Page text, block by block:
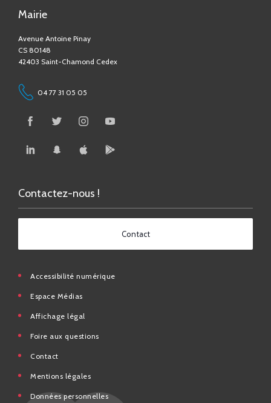
Avenue Antoine Pinay
04 77 31 05 05
Contact
Accessibilité numérique